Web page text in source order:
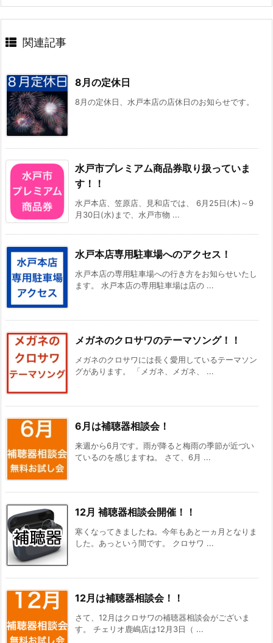
関連記事
8月の定休日
8月の定休日、水戸本店の店休日のお知らせです。
水戸市プレミアム商品券取り扱っていま
す！！
水戸本店、笠原店、見和店では、 6月25日(木)～9
月30日(水)まで、水戸市物 ...
水戸本店専用駐車場へのアクセス！
水戸本店の専用駐車場への行き方をお知らせいたし
ます。 水戸本店の専用駐車場は店の ...
メガネのクロサワのテーマソング！！
メガネのクロサワには長く愛用しているテーマソン
グがあります。 「メガネ、メガネ、 ...
6月は補聴器相談会！
来週から6月です。雨が降ると梅雨の季節が近づい
ているのを感じますね。 さて、6月 ...
12月 補聴器相談会開催！！
寒くなってきましたね。今年もあと一ヵ月となりま
した。あっという間です。 クロサワ ...
12月は補聴器相談会！！
さて、12月はクロサワの補聴器相談会がございま
す。 チェリオ鹿嶋店は12月3日（ ...